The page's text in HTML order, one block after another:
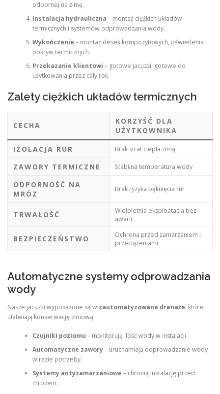
odpornej na zimę.
Instalacja hydrauliczna – montaż ciężkich układów
termicznych i systemów odprowadzania wody.
Wykończenie – montaż desek kompozytowych, oświetlenia i
pokryw termicznych.
Przekazanie klientowi – gotowe jacuzzi, gotowe do
użytkowania przez cały rok.
Zalety ciężkich układów termicznych
CECHA
KORZYŚĆ DLA
UŻYTKOWNIKA
IZOLACJA RUR
Brak strat ciepła zimą
ZAWORY TERMICZNE Stabilna temperatura wody
ODPORNOŚĆ NA
MRÓZ
Brak ryzyka pęknięcia rur
TRWAŁOŚĆ
Wieloletnia eksploatacja bez
awarii
BEZPIECZEŃSTWO
Ochrona przed zamarzaniem i
przeciążeniami
Automatyczne systemy odprowadzania
wody
Nasze jacuzzi wyposażone są w zautomatyzowane drenaże, które
ułatwiają konserwację zimową:
Czujniki poziomu – monitorują ilość wody w instalacji.
Automatyczne zawory– uruchamiają odprowadzanie wody
w razie potrzeby.
Systemy antyzamarzaniowe – chronią instalację przed
mrozem.